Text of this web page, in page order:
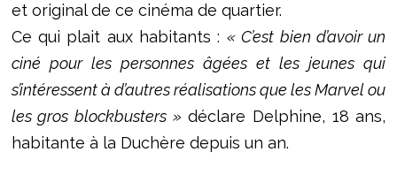
et original de ce cinéma de quartier.
Ce qui plait aux habitants : « C’est bien d’avoir un
ciné pour les personnes âgées et les jeunes qui
s’intéressent à d’autres réalisations que les Marvel ou
les gros blockbusters » déclare Delphine, 18 ans,
habitante à la Duchère depuis un an.